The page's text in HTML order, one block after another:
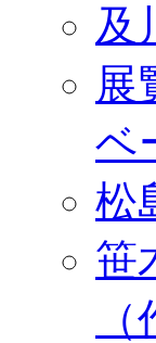
及
展
ベ
松
笹